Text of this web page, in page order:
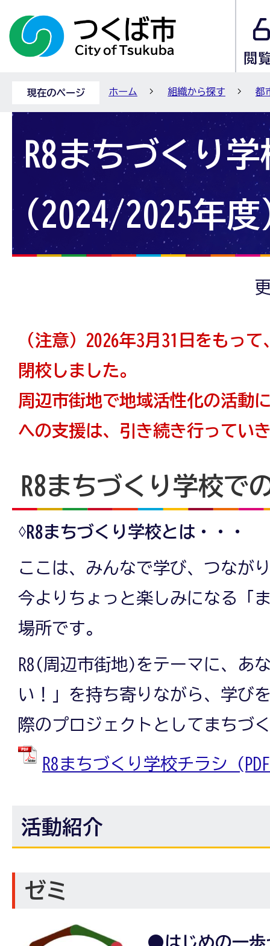
現在のページ ホーム 組織から探す 都
R8まちづくり学
(2024/2025年
（注意）2026年3月31日をもっ
閉校しました。
周辺市街地で地域活性化の活動
への支援は、引き続き行ってい
R8まちづくり学校で
♢R8まちづくり学校とは・・・
ここは、みんなで学び、つなが
今よりちょっと楽しみになる「
場所です。
R8(周辺市街地)をテーマに、あ
い！」を持ち寄りながら、学び
際のプロジェクトとしてまちづ
R8まちづくり学校チラシ
活動紹介
ゼミ
●はじめの一歩